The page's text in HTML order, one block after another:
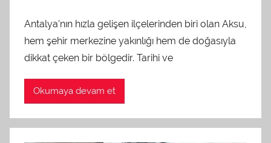
m
i
n
a
Antalya’nın hızla gelişen ilçelerinden biri olan Aksu,
hem şehir merkezine yakınlığı hem de doğasıyla
dikkat çeken bir bölgedir. Tarihi ve
Okumaya devam et